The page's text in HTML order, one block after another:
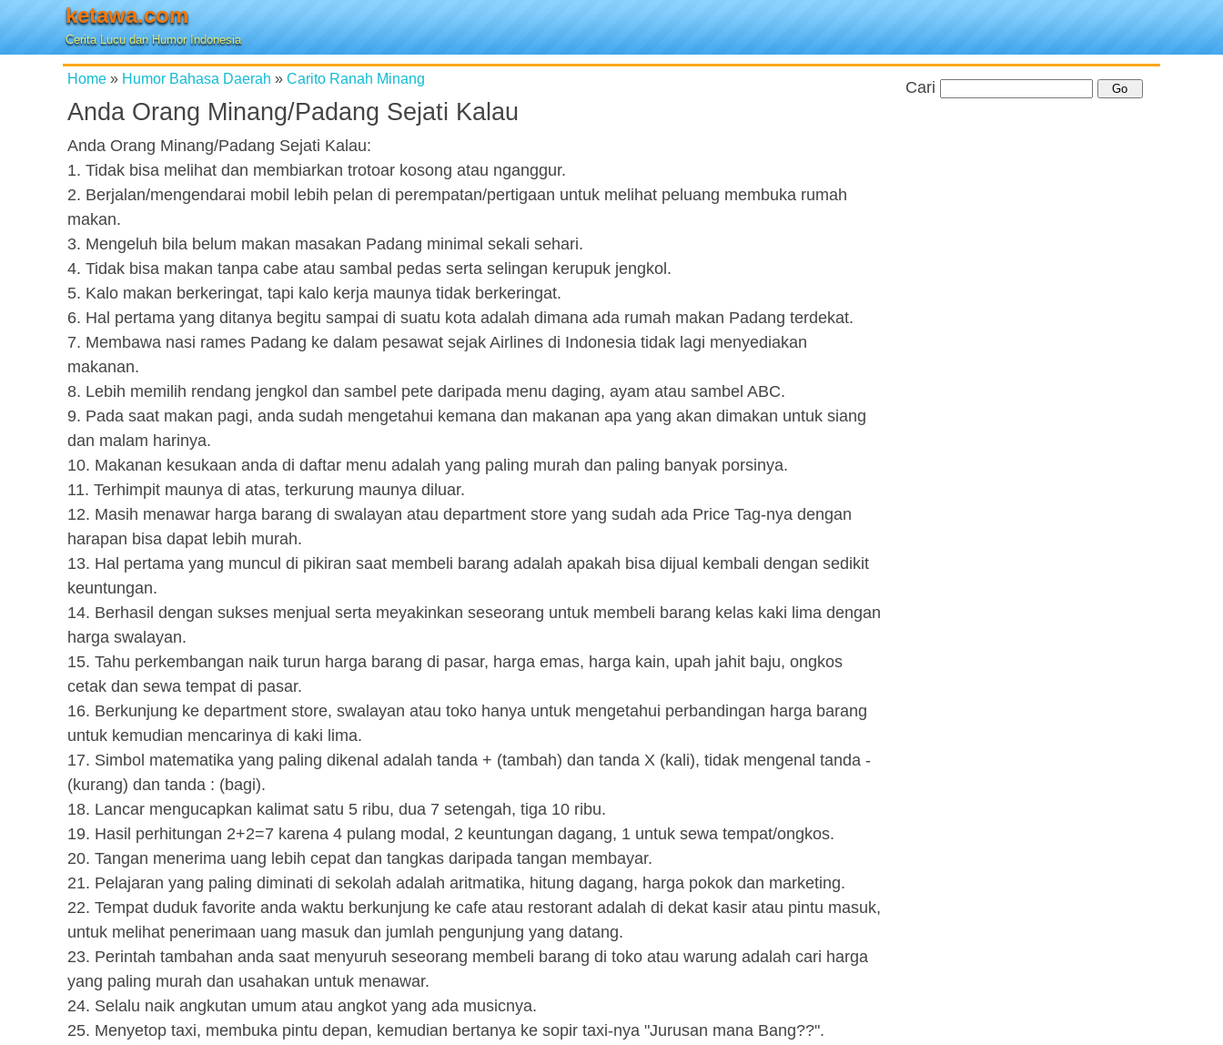
ketawa.com
Cerita Lucu dan Humor Indonesia
Home » Humor Bahasa Daerah » Carito Ranah Minang
Anda Orang Minang/Padang Sejati Kalau
Anda Orang Minang/Padang Sejati Kalau:
1. Tidak bisa melihat dan membiarkan trotoar kosong atau nganggur.
2. Berjalan/mengendarai mobil lebih pelan di perempatan/pertigaan untuk melihat peluang membuka rumah
makan.
3. Mengeluh bila belum makan masakan Padang minimal sekali sehari.
4. Tidak bisa makan tanpa cabe atau sambal pedas serta selingan kerupuk jengkol.
5. Kalo makan berkeringat, tapi kalo kerja maunya tidak berkeringat.
6. Hal pertama yang ditanya begitu sampai di suatu kota adalah dimana ada rumah makan Padang terdekat.
7. Membawa nasi rames Padang ke dalam pesawat sejak Airlines di Indonesia tidak lagi menyediakan
makanan.
8. Lebih memilih rendang jengkol dan sambel pete daripada menu daging, ayam atau sambel ABC.
9. Pada saat makan pagi, anda sudah mengetahui kemana dan makanan apa yang akan dimakan untuk siang
dan malam harinya.
10. Makanan kesukaan anda di daftar menu adalah yang paling murah dan paling banyak porsinya.
11. Terhimpit maunya di atas, terkurung maunya diluar.
12. Masih menawar harga barang di swalayan atau department store yang sudah ada Price Tag-nya dengan
harapan bisa dapat lebih murah.
13. Hal pertama yang muncul di pikiran saat membeli barang adalah apakah bisa dijual kembali dengan sedikit
keuntungan.
14. Berhasil dengan sukses menjual serta meyakinkan seseorang untuk membeli barang kelas kaki lima dengan
harga swalayan.
15. Tahu perkembangan naik turun harga barang di pasar, harga emas, harga kain, upah jahit baju, ongkos
cetak dan sewa tempat di pasar.
16. Berkunjung ke department store, swalayan atau toko hanya untuk mengetahui perbandingan harga barang
untuk kemudian mencarinya di kaki lima.
17. Simbol matematika yang paling dikenal adalah tanda + (tambah) dan tanda X (kali), tidak mengenal tanda -
(kurang) dan tanda : (bagi).
18. Lancar mengucapkan kalimat satu 5 ribu, dua 7 setengah, tiga 10 ribu.
19. Hasil perhitungan 2+2=7 karena 4 pulang modal, 2 keuntungan dagang, 1 untuk sewa tempat/ongkos.
20. Tangan menerima uang lebih cepat dan tangkas daripada tangan membayar.
21. Pelajaran yang paling diminati di sekolah adalah aritmatika, hitung dagang, harga pokok dan marketing.
22. Tempat duduk favorite anda waktu berkunjung ke cafe atau restorant adalah di dekat kasir atau pintu masuk,
untuk melihat penerimaan uang masuk dan jumlah pengunjung yang datang.
23. Perintah tambahan anda saat menyuruh seseorang membeli barang di toko atau warung adalah cari harga
yang paling murah dan usahakan untuk menawar.
24. Selalu naik angkutan umum atau angkot yang ada musicnya.
25. Menyetop taxi, membuka pintu depan, kemudian bertanya ke sopir taxi-nya "Jurusan mana Bang??".
Cari